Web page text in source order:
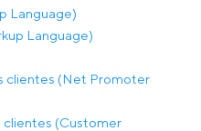
Language)
Language)
clientes (Net Promoter
clientes (Customer